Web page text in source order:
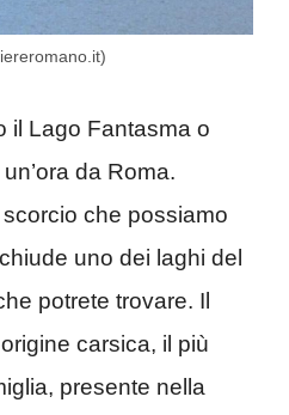
il Lago Fantasma o
da Roma.
che possiamo
uno dei laghi del
potrete trovare. Il
carsica, il più
presente nella